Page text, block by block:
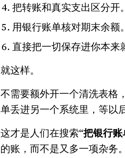
把转账和真实支出区分开。
用银行账单核对期末余额。
直接把一切保存进你本来
就这样。
不需要额外开一个清洗表格
单丢进另一个系统里，等以
这才是人们在搜索“把银行
的账，而不是又多一项杂务。